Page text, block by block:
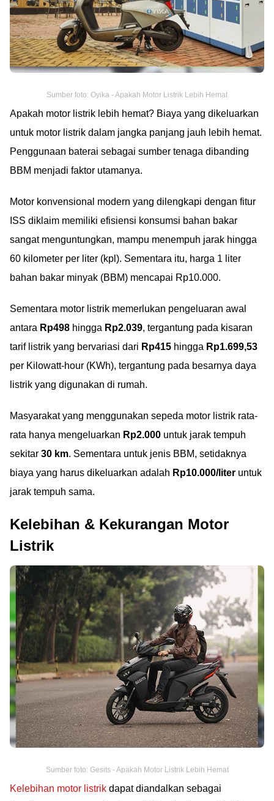
Sumber foto: Oyika - Apakah Motor Listrik Lebih Hemat
Apakah motor listrik lebih hemat? Biaya yang dikeluarkan
untuk motor listrik dalam jangka panjang jauh lebih hemat.
Penggunaan baterai sebagai sumber tenaga dibanding
BBM menjadi faktor utamanya.
Motor konvensional modern yang dilengkapi dengan fitur
ISS diklaim memiliki efisiensi konsumsi bahan bakar
sangat menguntungkan, mampu menempuh jarak hingga
60 kilometer per liter (kpl). Sementara itu, harga 1 liter
bahan bakar minyak (BBM) mencapai Rp10.000.
Sementara motor listrik memerlukan pengeluaran awal
antara Rp498 hingga Rp2.039, tergantung pada kisaran
tarif listrik yang bervariasi dari Rp415 hingga Rp1.699,53
per Kilowatt-hour (KWh), tergantung pada besarnya daya
listrik yang digunakan di rumah.
Masyarakat yang menggunakan sepeda motor listrik rata-
rata hanya mengeluarkan Rp2.000 untuk jarak tempuh
sekitar 30 km. Sementara untuk jenis BBM, setidaknya
biaya yang harus dikeluarkan adalah Rp10.000/liter untuk
jarak tempuh sama.
Kelebihan & Kekurangan Motor
Listrik
Sumber foto: Gesits - Apakah Motor Listrik Lebih Hemat
Kelebihan motor listrik dapat diandalkan sebagai